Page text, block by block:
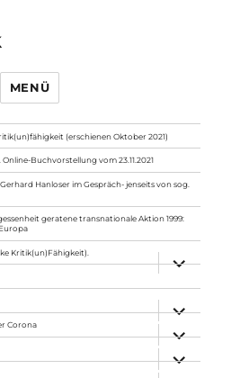
MENÜ
(erschienen Oktober 2021)
Buchvorstellung vom 23.11.2021
Hanloser im Gespräch- jenseits von sog.
geratene transnationale Aktion 1999:
Kritik(un)Fähigkeit).
anzeigen
anzeigen
Corona
anzeigen
anzeigen